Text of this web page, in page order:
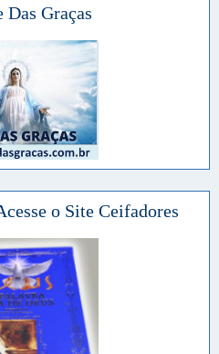
Das Graças
o Site Ceifadores